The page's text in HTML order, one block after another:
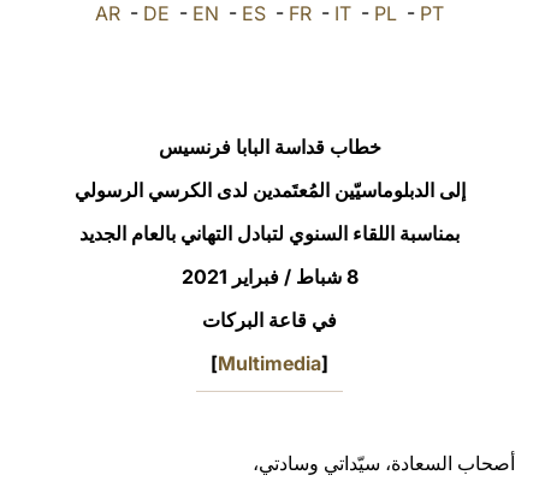
العربيّةAR - DE - EN - ES - FR - IT - PL - PT
خطاب قداسة البابا فرنسيس
إلى الدبلوماسيّين المُعتَمدين لدى الكرسي الرسولي
بمناسبة اللقاء السنوي لتبادل التهاني بالعام الجديد
8 شباط / فبراير 2021
في قاعة البركات
[
Multimedia
]
أصحاب السعادة، سيّداتي وسادتي،